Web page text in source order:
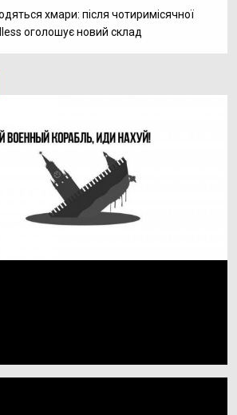
хмари: після чотиримісячної
оголошує новий склад